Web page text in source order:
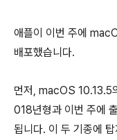
애플이 이번 주에
배포했습니다.
먼저, macOS 10.13.5
018년형과 이번 주에
됩니다. 이 두 기종에